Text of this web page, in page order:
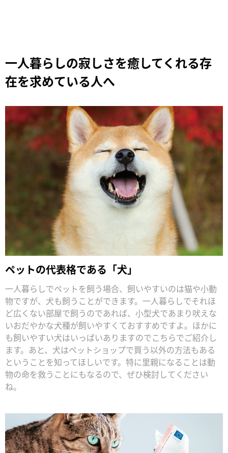
一人暮らしの寂しさを癒してくれる存
在を求めている人へ
ペットの代表格である「犬」
一人暮らしでペットを飼う場合、飼いやすいのは猫や小動
物ですが、犬も飼うことができます。一人暮らしでそれほ
ど広くない部屋で飼うのであれば、小型犬であまり吠えな
いおだやかな犬種が飼いやすくておすすめですよ。ほかに
も飼いやすい犬はいっぱいありますのでこちらでご紹介し
ます。あと、犬はペットショップで買う以外の方法もある
ということを知ってほしいです。特に里親になることは動
物の命を救うことにもなるので、ぜひ検討してください
ね。